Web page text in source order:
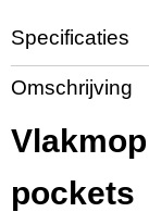
Specificaties
Productcode
OC7282
Omschrijving
pockets